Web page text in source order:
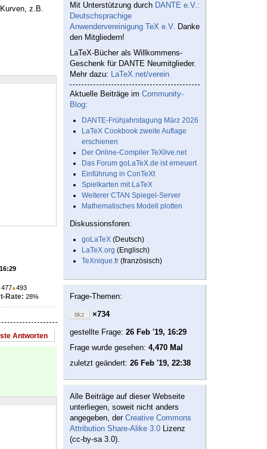
z.B.
477●493
Rate: 28%
Antworten
Mit Unterstützung durch DANTE e.V.:
Deutschsprachige
Anwendervereinigung TeX e.V. Danke
den Mitgliedern!
LaTeX-Bücher als Willkommens-
Geschenk für DANTE Neumitglieder.
Mehr dazu: LaTeX.net/verein
Aktuelle Beiträge im Community-
Blog:
DANTE-Frühjahrstagung März 2026
LaTeX Cookbook zweite Auflage
erschienen
Der Online-Compiler TeXlive.net
Das Forum goLaTeX.de ist erneuert
Einführung in ConTeXt
Spielkarten mit LaTeX
Weiterer CTAN Spiegel-Server
Mathematisches Modell plotten
Diskussionsforen:
goLaTeX (Deutsch)
LaTeX.org (Englisch)
TeXnique.fr (französisch)
Frage-Themen:
tikz
×734
gestellte Frage: 26 Feb '19, 16:29
Frage wurde gesehen: 4,470 Mal
zuletzt geändert: 26 Feb '19, 22:38
Alle Beiträge auf dieser Webseite
unterliegen, soweit nicht anders
angegeben, der Creative Commons
Attribution Share-Alike 3.0 Lizenz
(cc-by-sa 3.0).